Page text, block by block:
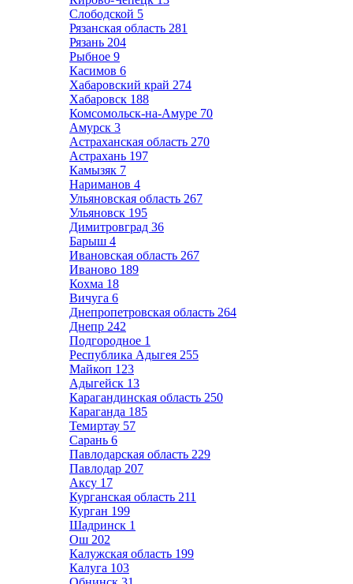
Слободской 5
Рязанская область 281
Рязань 204
Рыбное 9
Касимов 6
Хабаровский край 274
Хабаровск 188
Комсомольск-на-Амуре 70
Амурск 3
Астраханская область 270
Астрахань 197
Камызяк 7
Нариманов 4
Ульяновская область 267
Ульяновск 195
Димитровград 36
Барыш 4
Ивановская область 267
Иваново 189
Кохма 18
Вичуга 6
Днепропетровская область 264
Днепр 242
Подгородное 1
Республика Адыгея 255
Майкоп 123
Адыгейск 13
Карагандинская область 250
Караганда 185
Темиртау 57
Сарань 6
Павлодарская область 229
Павлодар 207
Аксу 17
Курганская область 211
Курган 199
Шадринск 1
Ош 202
Калужская область 199
Калуга 103